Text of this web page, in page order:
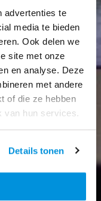
advertenties te
media te bieden
Ook delen we
site met onze
en analyse. Deze
met andere
of die ze hebben
van hun services.
Details tonen